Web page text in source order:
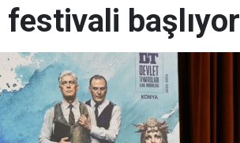
festivali başlıyor